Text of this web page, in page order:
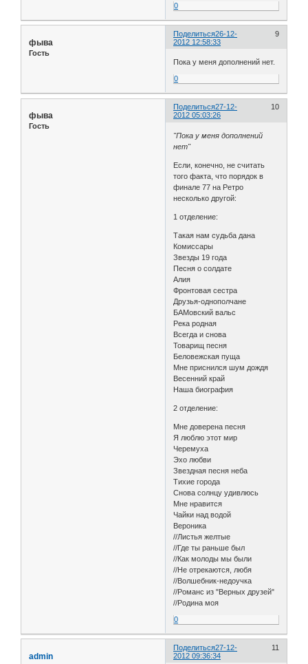
0
Поделиться 9
26-12-
2012 12:58:33
фыва
Гость
Пока у меня дополнений нет.
0
Поделиться 10
27-12-
2012 05:03:26
фыва
Гость
"Пока у меня дополнений
нет"
Если, конечно, не считать
того факта, что порядок в
финале 77 на Ретро
несколько другой:
1 отделение:
Такая нам судьба дана
Комиссары
Звезды 19 года
Песня о солдате
Алия
Фронтовая сестра
Друзья-однополчане
БАМовский вальс
Река родная
Всегда и снова
Товарищ песня
Беловежская пуща
Мне приснился шум дождя
Весенний край
Наша биография
2 отделение:
Мне доверена песня
Я люблю этот мир
Черемуха
Эхо любви
Звездная песня неба
Тихие города
Снова солнцу удивлюсь
Мне нравится
Чайки над водой
Вероника
//Листья желтые
//Где ты раньше был
//Как молоды мы были
//Не отрекаются, любя
//Волшебник-недоучка
//Романс из "Верных друзей"
//Родина моя
0
Поделиться 11
27-12-
2012 09:36:34
admin